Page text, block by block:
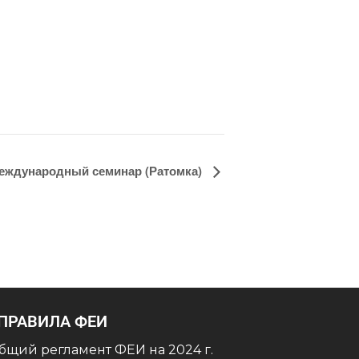
семинар (Ратомка)
ФЕИ
регламент ФЕИ на 2024 г.